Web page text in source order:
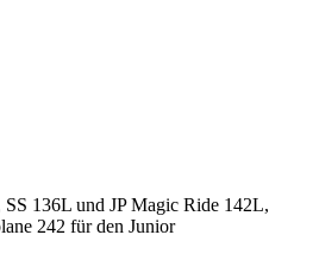
SS 136L und JP Magic Ride 142L,
242 für den Junior